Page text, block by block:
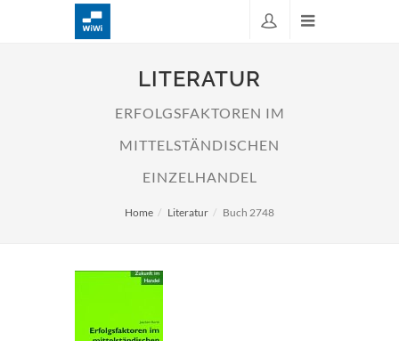
LITERATUR
ERFOLGSFAKTOREN IM
MITTELSTÄNDISCHEN
EINZELHANDEL
Home Literatur Buch 2748